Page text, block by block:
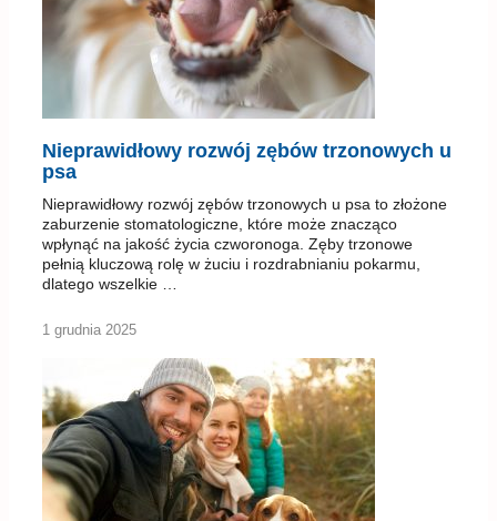
Nieprawidłowy rozwój zębów trzonowych u
psa
Nieprawidłowy rozwój zębów trzonowych u psa to złożone
zaburzenie stomatologiczne, które może znacząco
wpłynąć na jakość życia czworonoga. Zęby trzonowe
pełnią kluczową rolę w żuciu i rozdrabnianiu pokarmu,
dlatego wszelkie …
1 grudnia 2025